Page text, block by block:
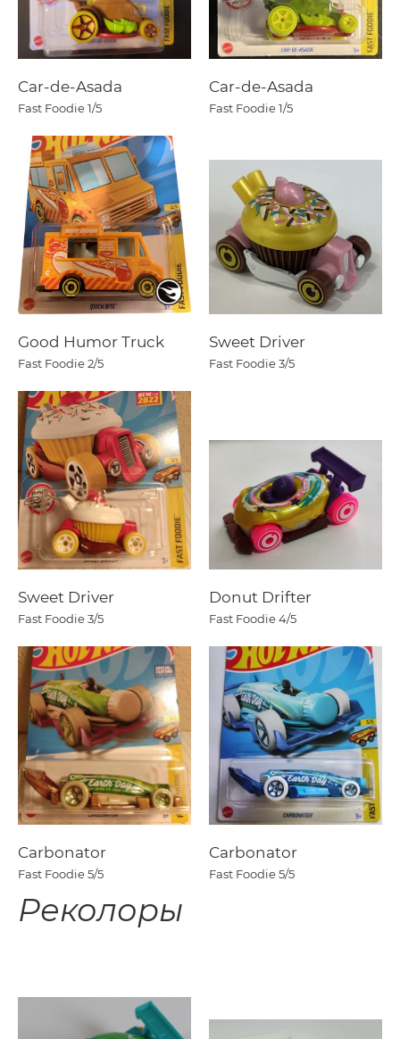
Car-de-Asada
Fast Foodie1/5
Car-de-Asada
Fast Foodie1/5
Good Humor Truck
Fast Foodie2/5
Sweet Driver
Fast Foodie3/5
Sweet Driver
Fast Foodie3/5
Donut Drifter
Fast Foodie4/5
Carbonator
Fast Foodie5/5
Carbonator
Fast Foodie5/5
Реколоры